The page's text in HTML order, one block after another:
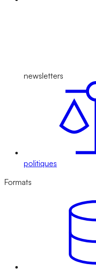
newsletters
politiques
Formats